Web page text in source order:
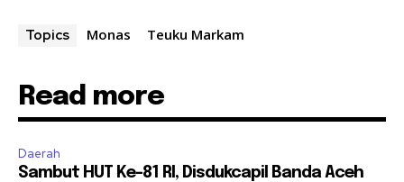
Topics Monas Teuku Markam
Read more
Daerah
Sambut HUT Ke-81 RI, Disdukcapil Banda Aceh